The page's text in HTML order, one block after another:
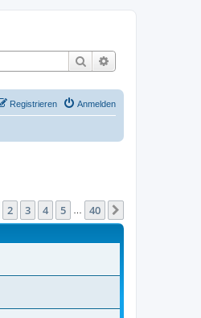
Suche
Anmelden
Registrieren
von40
2 3 4 5 40